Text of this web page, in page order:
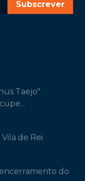
Subscrever
Taejo"
de Rei
do